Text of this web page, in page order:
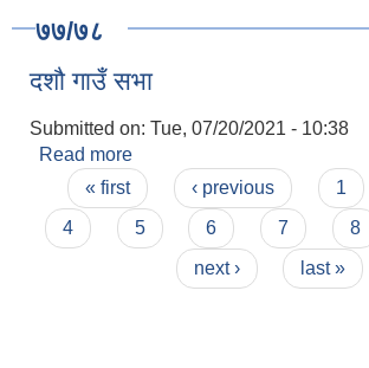
७७/७८
दशौ गाउँ सभा
Submitted on: Tue, 07/20/2021 - 10:38
Read more
Pages
« first ‹ previous 1
4
5 6 7 8
next ›
last »